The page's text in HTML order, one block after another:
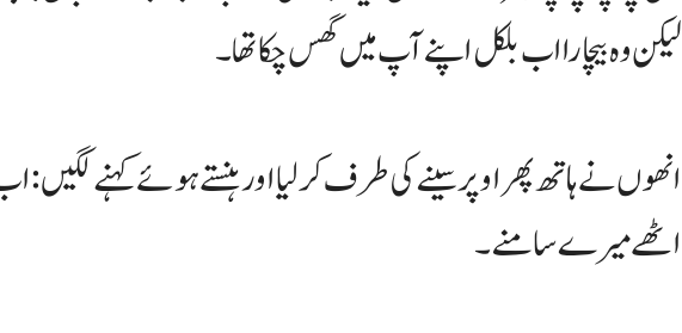
لیکن وہ بیچارا اب بلکل اپنے آپ میں گھس چکا تھا۔
انھوں نے ہاتھ پھر اوپر سینے کی طرف کر لیا اور ہنستے ہوئے کہنے لگیں:
اٹھے میرے سامنے۔